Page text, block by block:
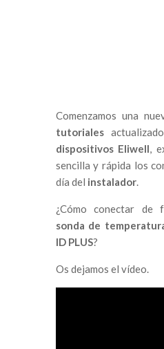
Comenzamos una
tutoriales
dispositivos Eliwell,
sencilla y rápida los
día del instalador.
¿Cómo conectar de
sonda de
ID PLUS?
Os dejamos el vídeo.